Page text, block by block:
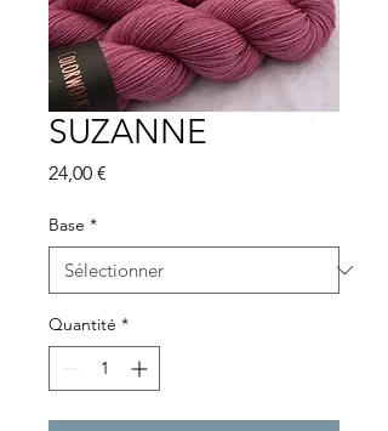
SUZANNE
24,00 €
Base *
Quantité *